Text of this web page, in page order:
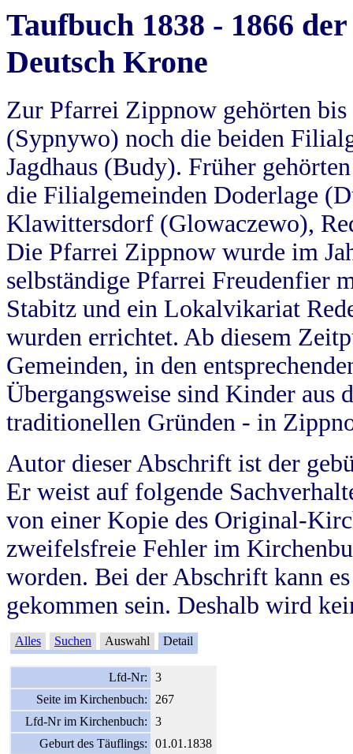
Taufbuch 1838 - 1866
Deutsch Krone
Zur Pfarrei Zippnow gehörten
(Sypnywo) noch die beiden
Jagdhaus (Budy). Früher
die Filialgemeinden Doderlage
Klawittersdorf (Glowaczewo),
Die Pfarrei Zippnow wurde im
selbständige Pfarrei Freudenfier
Stabitz und ein Lokalvikariat
wurden errichtet. Ab diesem
Gemeinden, in den
Übergangsweise sind Kinder aus
traditionellen Gründen - in
Autor dieser Abschrift ist der
Er weist auf folgende
von einer Kopie des Original-
zweifelsfreie Fehler im
worden. Bei der Abschrift kann
gekommen sein. Deshalb wird
Alles Suchen Auswahl Detail
Lfd-Nr:
3
Seite im Kirchenbuch:
267
Lfd-Nr im Kirchenbuch:
3
Geburt des Täuflings:
01.01.1838